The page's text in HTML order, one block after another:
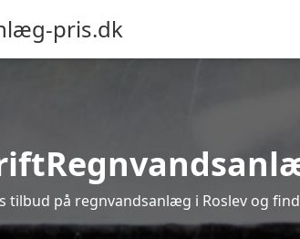
pris.dk
tilbud på regnvandsanlæg i Roslev og